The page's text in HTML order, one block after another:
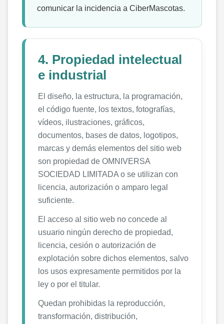
comunicar la incidencia a CiberMascotas.
4. Propiedad intelectual
e industrial
El diseño, la estructura, la programación,
el código fuente, los textos, fotografías,
vídeos, ilustraciones, gráficos,
documentos, bases de datos, logotipos,
marcas y demás elementos del sitio web
son propiedad de OMNIVERSA
SOCIEDAD LIMITADA o se utilizan con
licencia, autorización o amparo legal
suficiente.
El acceso al sitio web no concede al
usuario ningún derecho de propiedad,
licencia, cesión o autorización de
explotación sobre dichos elementos, salvo
los usos expresamente permitidos por la
ley o por el titular.
Quedan prohibidas la reproducción,
transformación, distribución,